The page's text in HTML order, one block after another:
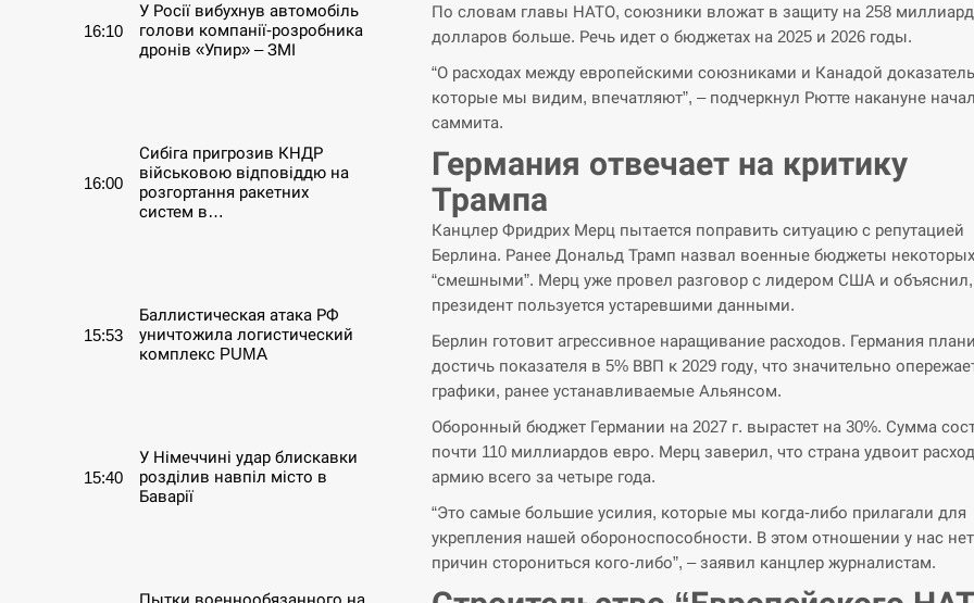
16:10
У Росії вибухнув автомобіль
голови компанії-розробника
дронів «Упир» – ЗМІ
16:00
Сибіга пригрозив КНДР
військовою відповіддю на
розгортання ракетних
систем в…
15:53
Баллистическая атака РФ
уничтожила логистический
комплекс PUMA
15:40
У Німеччині удар блискавки
розділив навпіл місто в
Баварії
Пытки военнообязанного на
По словам главы НАТО, союзники вложат в защиту на 258
долларов больше. Речь идет о бюджетах на 2025 и 2026 годы.
“О расходах между европейскими союзниками и Канадой
которые мы видим, впечатляют”, – подчеркнул Рютте накануне
саммита.
Германия отвечает на критику
Трампа
Канцлер Фридрих Мерц пытается поправить ситуацию с репутацией
Берлина. Ранее Дональд Трамп назвал военные бюджеты
“смешными”. Мерц уже провел разговор с лидером США и объяснил,
президент пользуется устаревшими данными.
Берлин готовит агрессивное наращивание расходов. Германия
достичь показателя в 5% ВВП к 2029 году, что значительно
графики, ранее устанавливаемые Альянсом.
Оборонный бюджет Германии на 2027 г. вырастет на 30%. Сумма
почти 110 миллиардов евро. Мерц заверил, что страна удвоит
армию всего за четыре года.
“Это самые большие усилия, которые мы когда-либо прилагали для
укрепления нашей обороноспособности. В этом отношении у нас нет
причин сторониться кого-либо”, – заявил канцлер журналистам.